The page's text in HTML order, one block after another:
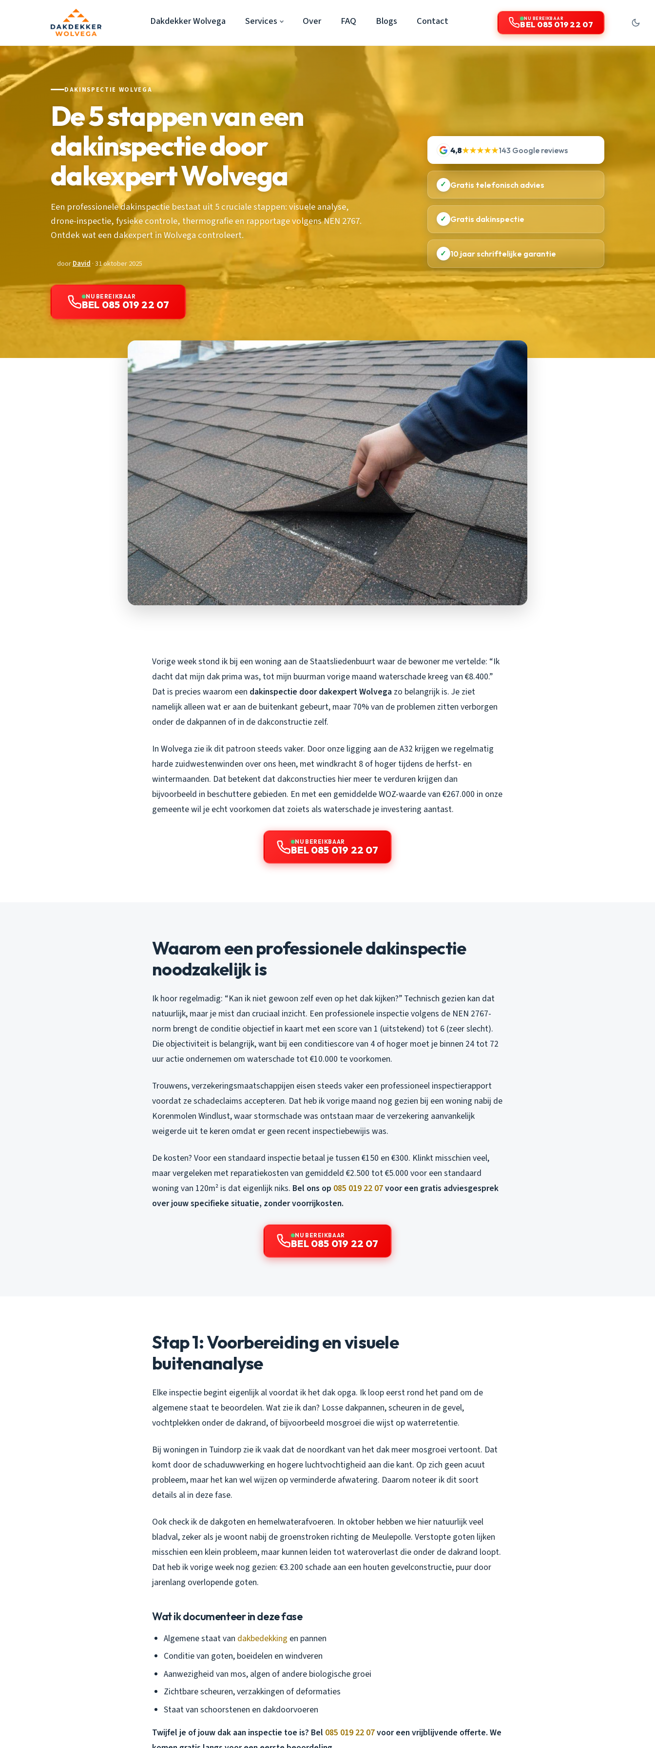
Dakdekker Wolvega Services Over FAQ Blogs Contact NU BEREIKBAAR
BEL 085 019 22 07
DAKINSPECTIE WOLVEGA
De 5 stappen van een
dakinspectie door
dakexpert Wolvega
Een professionele dakinspectie bestaat uit 5 cruciale stappen: visuele analyse,
drone-inspectie, fysieke controle, thermografie en rapportage volgens NEN 2767.
Ontdek wat een dakexpert in Wolvega controleert.
doorDavid · 31 oktober 2025
NU BEREIKBAAR
BEL 085 019 22 07
4,8★★★★★143 Google reviews
✓ Gratis telefonisch advies
✓ Gratis dakinspectie
✓ 10 jaar schriftelijke garantie
Vorige week stond ik bij een woning aan de Staatsliedenbuurt waar de bewoner me vertelde: “Ik
dacht dat mijn dak prima was, tot mijn buurman vorige maand waterschade kreeg van €8.400.”
Dat is precies waarom een dakinspectie door dakexpert Wolvega zo belangrijk is. Je ziet
namelijk alleen wat er aan de buitenkant gebeurt, maar 70% van de problemen zitten verborgen
onder de dakpannen of in de dakconstructie zelf.
In Wolvega zie ik dit patroon steeds vaker. Door onze ligging aan de A32 krijgen we regelmatig
harde zuidwestenwinden over ons heen, met windkracht 8 of hoger tijdens de herfst- en
wintermaanden. Dat betekent dat dakconstructies hier meer te verduren krijgen dan
bijvoorbeeld in beschuttere gebieden. En met een gemiddelde WOZ-waarde van €267.000 in onze
gemeente wil je echt voorkomen dat zoiets als waterschade je investering aantast.
NU BEREIKBAAR
BEL 085 019 22 07
Waarom een professionele dakinspectie
noodzakelijk is
Ik hoor regelmadig: “Kan ik niet gewoon zelf even op het dak kijken?” Technisch gezien kan dat
natuurlijk, maar je mist dan cruciaal inzicht. Een professionele inspectie volgens de NEN 2767-
norm brengt de conditie objectief in kaart met een score van 1 (uitstekend) tot 6 (zeer slecht).
Die objectiviteit is belangrijk, want bij een conditiescore van 4 of hoger moet je binnen 24 tot 72
uur actie ondernemen om waterschade tot €10.000 te voorkomen.
Trouwens, verzekeringsmaatschappijen eisen steeds vaker een professioneel inspectierapport
voordat ze schadeclaims accepteren. Dat heb ik vorige maand nog gezien bij een woning nabij de
Korenmolen Windlust, waar stormschade was ontstaan maar de verzekering aanvankelijk
weigerde uit te keren omdat er geen recent inspectiebewijis was.
De kosten? Voor een standaard inspectie betaal je tussen €150 en €300. Klinkt misschien veel,
maar vergeleken met reparatiekosten van gemiddeld €2.500 tot €5.000 voor een standaard
woning van 120m² is dat eigenlijk niks. Bel ons op 085 019 22 07voor een gratis adviesgesprek
over jouw specifieke situatie, zonder voorrijkosten.
NU BEREIKBAAR
BEL 085 019 22 07
Stap 1: Voorbereiding en visuele
buitenanalyse
Elke inspectie begint eigenlijk al voordat ik het dak opga. Ik loop eerst rond het pand om de
algemene staat te beoordelen. Wat zie ik dan? Losse dakpannen, scheuren in de gevel,
vochtplekken onder de dakrand, of bijvoorbeeld mosgroei die wijst op waterretentie.
Bij woningen in Tuindorp zie ik vaak dat de noordkant van het dak meer mosgroei vertoont. Dat
komt door de schaduwwerking en hogere luchtvochtigheid aan die kant. Op zich geen acuut
probleem, maar het kan wel wijzen op verminderde afwatering. Daarom noteer ik dit soort
details al in deze fase.
Ook check ik de dakgoten en hemelwaterafvoeren. In oktober hebben we hier natuurlijk veel
bladval, zeker als je woont nabij de groenstroken richting de Meulepolle. Verstopte goten lijken
misschien een klein probleem, maar kunnen leiden tot wateroverlast die onder de dakrand loopt.
Dat heb ik vorige week nog gezien: €3.200 schade aan een houten gevelconstructie, puur door
jarenlang overlopende goten.
Wat ik documenteer in deze fase
Algemene staat van dakbedekking en pannen
Conditie van goten, boeidelen en windveren
Aanwezigheid van mos, algen of andere biologische groei
Zichtbare scheuren, verzakkingen of deformaties
Staat van schoorstenen en dakdoorvoeren
Twijfel je of jouw dak aan inspectie toe is? Bel 085 019 22 07voor een vrijblijvende offerte. We